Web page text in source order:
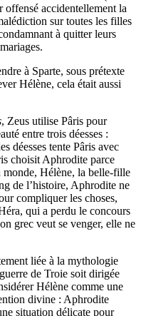
accidentellement la
sur toutes les filles
à quitter leurs
à Sparte, sous prétexte
Hélène, cela était aussi
, Zeus utilise Pâris pour
entre trois déesses :
déesses tente Pâris avec
choisit Aphrodite parce
Hélène, la belle-fille
de l’histoire, Aphrodite ne
compliquer les choses,
qui a perdu le concours
grec veut se venger, elle ne
liée à la mythologie
de Troie soit dirigée
Hélène comme une
divine : Aphrodite
situation délicate pour